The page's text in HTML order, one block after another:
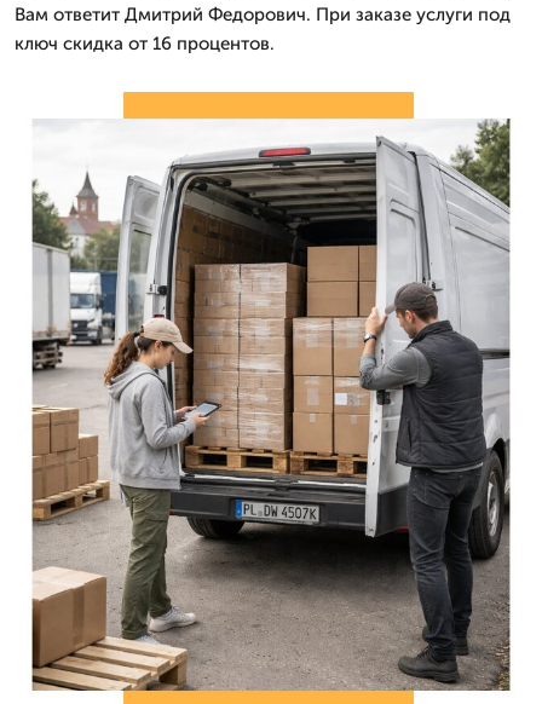
Вам ответит Дмитpий Федорович. При заказе услуги под
ключ скидка от 16 процентов.